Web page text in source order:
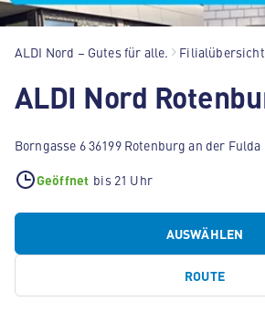
ALDI Nord – Gutes für alle. Filialübersicht
Borngasse 6 36199 Rotenburg an der Fulda
Geöffnet bis 21 Uhr
AUSWÄHLEN
ROUTE